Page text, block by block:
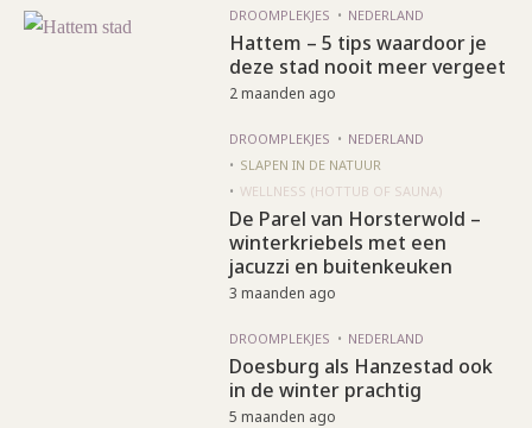
DROOMPLEKJES NEDERLAND
Hattem – 5 tips waardoor je
deze stad nooit meer vergeet
2 maanden ago
DROOMPLEKJES
NEDERLAND
SLAPEN IN DE NATUUR
WELLNESS (HOTTUB OF SAUNA)
De Parel van Horsterwold –
winterkriebels met een
jacuzzi en buitenkeuken
3 maanden ago
DROOMPLEKJES NEDERLAND
Doesburg als Hanzestad ook
in de winter prachtig
5 maanden ago